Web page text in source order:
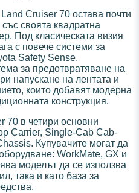
Cruiser 70 остава почти
своята квадратна
Под класическата визия
с повече системи за
Safety Sense.
за предотвратяване на
напускане на лентата и
които добавят модерна
конструкция.
70 в четири основни
Carrier, Single-Cab Cab-
Купувачите могат да
WorkMate, GX и
моделът да се използва
така и като база за